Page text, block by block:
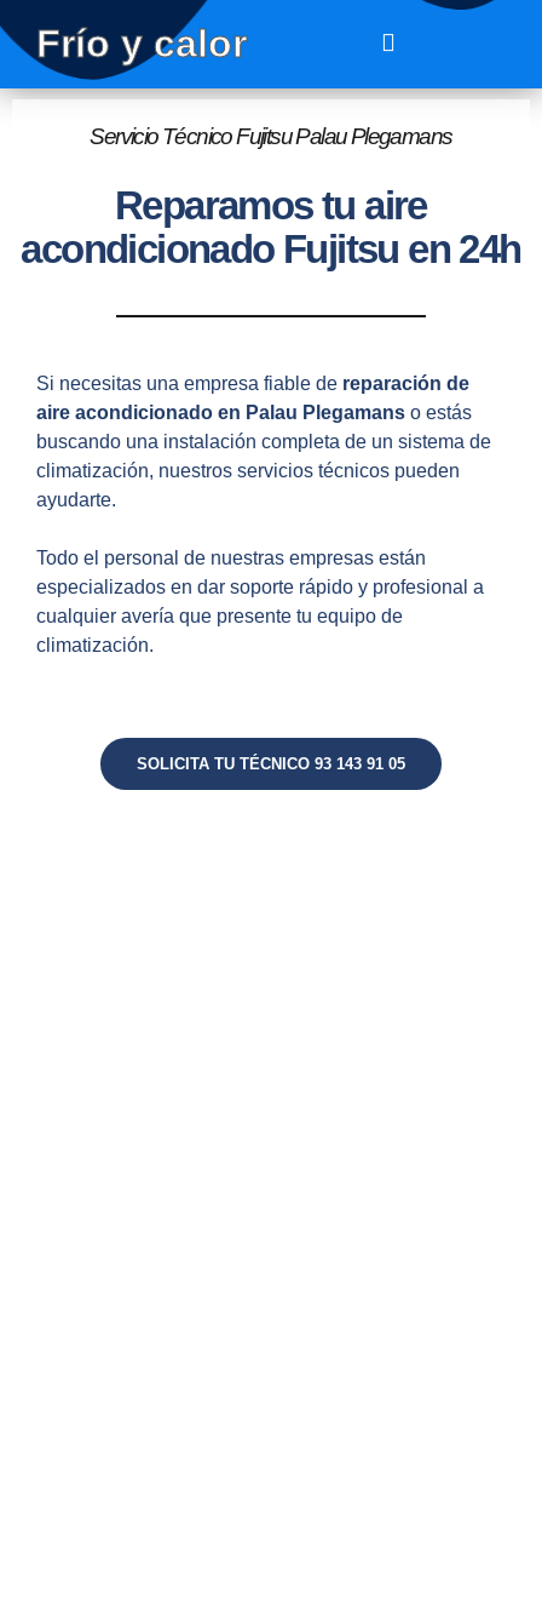
Frío y calor
Servicio Técnico Fujitsu Palau Plegamans
Reparamos tu aire
acondicionado Fujitsu en 24h
Si necesitas una empresa fiable de reparación de
aire acondicionado en Palau Plegamans o estás
buscando una instalación completa de un sistema de
climatización, nuestros servicios técnicos pueden
ayudarte.
Todo el personal de nuestras empresas están
especializados en dar soporte rápido y profesional a
cualquier avería que presente tu equipo de
climatización.
SOLICITA TU TÉCNICO 93 143 91 05